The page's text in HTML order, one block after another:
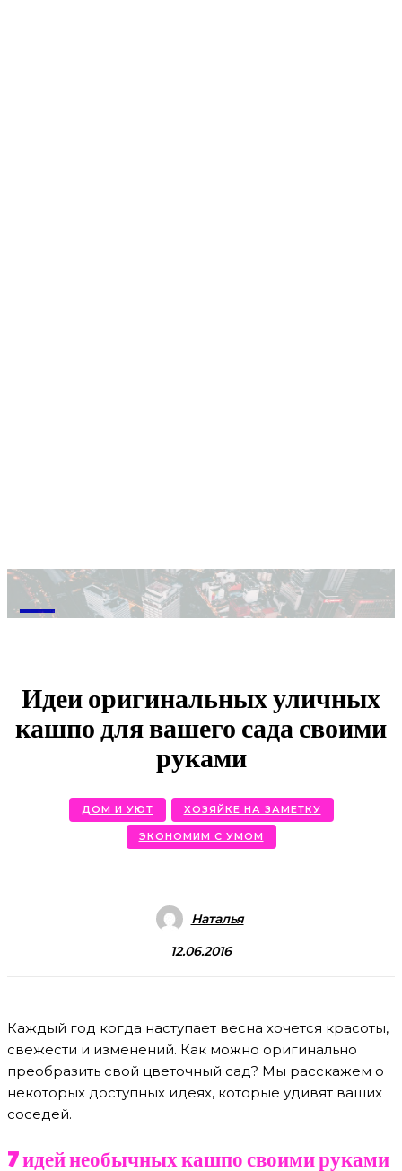
M
Идеи оригинальных уличных
кашпо для вашего сада своими
руками
ДОМ И УЮТ ХОЗЯЙКЕ НА ЗАМЕТКУ
ЭКОНОМИМ С УМОМ
Наталья
12.06.2016
Каждый год когда наступает весна хочется красоты,
свежести и изменений. Как можно оригинально
преобразить свой цветочный сад? Мы расскажем о
некоторых доступных идеях, которые удивят ваших
соседей.
7 идей необычных кашпо своими руками